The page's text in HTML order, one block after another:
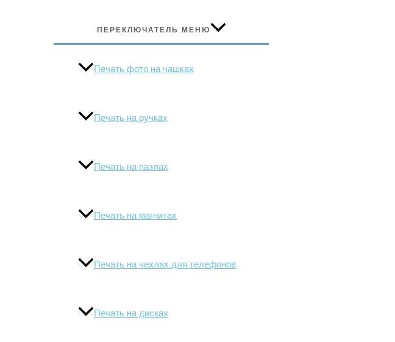
ПЕРЕКЛЮЧАТЕЛЬ МЕНЮ
Печать фото на чашках
Печать на ручках
Печать на пазлах
Печать на магнитах
Печать на чехлах для телефонов
Печать на дисках